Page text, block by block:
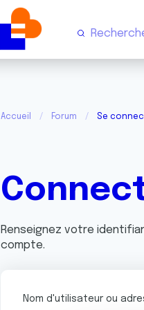
Accueil Forum Se
Renseignez votre
compte.
Nom d'utilisateur ou